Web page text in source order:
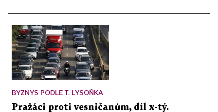
BYZNYS PODLE T. LYSOŇKA
Pražáci proti vesničanům, díl x-tý.